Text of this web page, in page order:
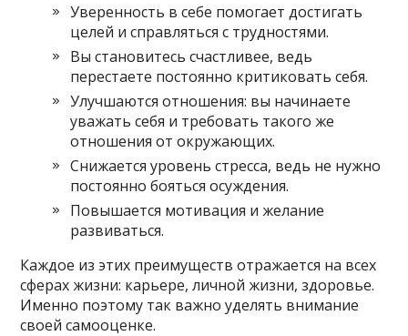
Уверенность в себе помогает достигать
целей и справляться с трудностями.
Вы становитесь счастливее, ведь
перестаете постоянно критиковать себя.
Улучшаются отношения: вы начинаете
уважать себя и требовать такого же
отношения от окружающих.
Снижается уровень стресса, ведь не нужно
постоянно бояться осуждения.
Повышается мотивация и желание
развиваться.
Каждое из этих преимуществ отражается на всех
сферах жизни: карьере, личной жизни, здоровье.
Именно поэтому так важно уделять внимание
своей самооценке.